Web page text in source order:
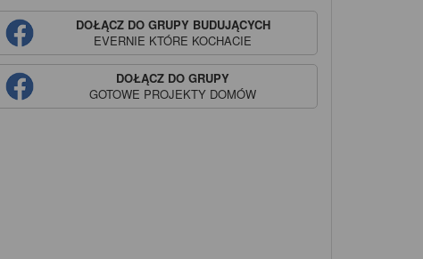
DOŁĄCZ DO GRUPY BUDUJĄCYCH
EVERNIE KTÓRE KOCHACIE
DOŁĄCZ DO GRUPY
GOTOWE PROJEKTY DOMÓW